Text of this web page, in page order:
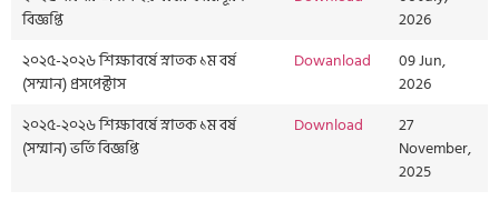
বিজ্ঞপ্তি
2026
২০২৫-২০২৬ শিক্ষাবর্ষে স্নাতক ১ম বর্ষ
(সম্মান) প্রসপেক্টাস
Dowanload
09 Jun,
2026
২০২৫-২০২৬ শিক্ষাবর্ষে স্নাতক ১ম বর্ষ
(সম্মান) ভর্তি বিজ্ঞপ্তি
Download
27
November,
2025